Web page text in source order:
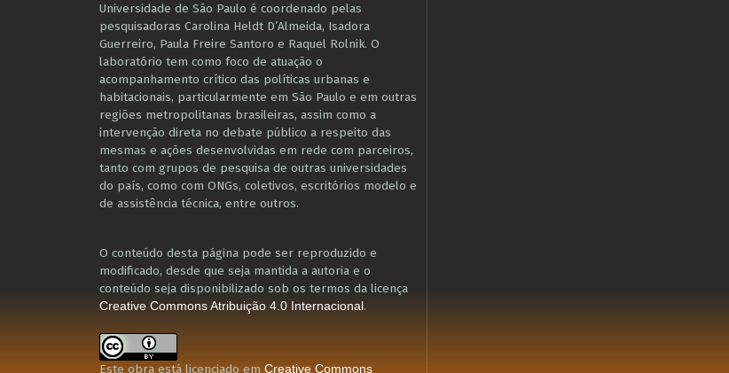
Universidade de São Paulo é coordenado pelas
pesquisadoras Carolina Heldt D’Almeida, Isadora
Guerreiro, Paula Freire Santoro e Raquel Rolnik. O
laboratório tem como foco de atuação o
acompanhamento crítico das políticas urbanas e
habitacionais, particularmente em São Paulo e ​em outras
regiões metropolitanas brasileiras, assim como a
intervenção direta no debate público a respeito das
mesmas e ações desenvolvidas em r​e​de com parceiros,
tanto com grupos de pesquisa ​de outras universidades
do país, como com ONGs, coletivos, escritórios modelo e
de assistência técnica​, entre outros​.
O conteúdo desta página pode ser reproduzido e
modificado, desde que seja mantida a autoria e o
conteúdo seja disponibilizado sob os termos da licença
Creative Commons Atribuição 4.0 Internacional .
Este obra está licenciado em Creative Commons